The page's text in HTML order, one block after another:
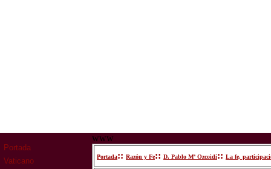
Portada
Vaticano
www
Portada:: Razón y Fe:: D. Pablo Mª Ozcoidi:: La fe,